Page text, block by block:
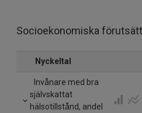
Socioekonomiska
Nyckeltal
Invånare med bra
självskattat
hälsotillstånd, andel